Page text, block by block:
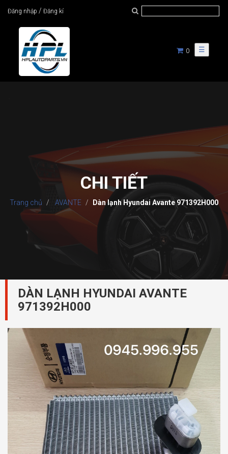
Đăng nhập / Đăng kí
☰
0
CHI TIẾT
Trang chủ AVANTE Dàn lạnh Hyundai Avante 971392H000
DÀN LẠNH HYUNDAI AVANTE
971392H000